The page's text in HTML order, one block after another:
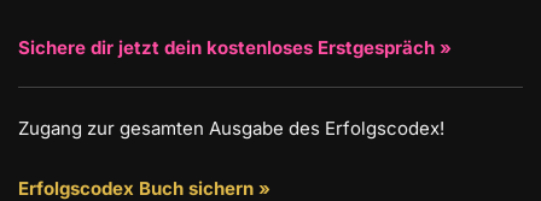
Sichere dir jetzt dein kostenloses Erstgespräch »
Zugang zur gesamten Ausgabe des Erfolgscodex!
Erfolgscodex Buch sichern »